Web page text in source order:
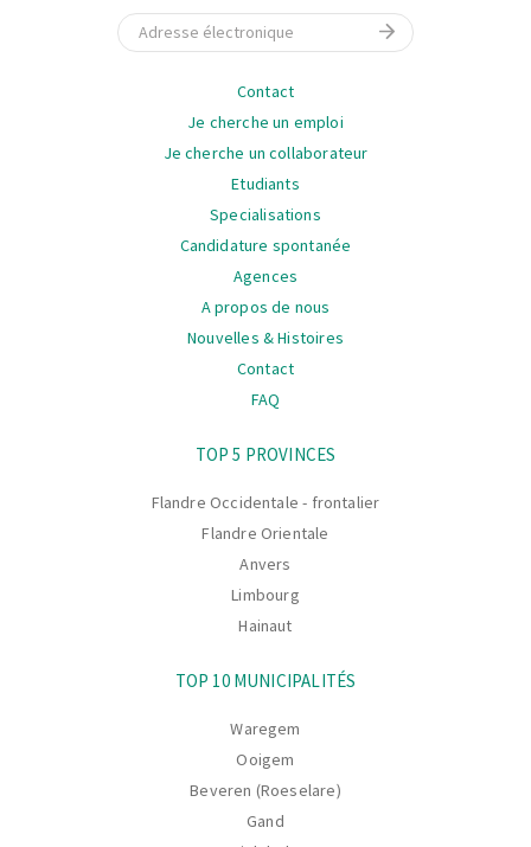
E-mail
Contact
Je cherche un emploi
Je cherche un collaborateur
Etudiants
Specialisations
Candidature spontanée
Agences
A propos de nous
Nouvelles & Histoires
Contact
FAQ
TOP 5 PROVINCES
Flandre Occidentale - frontalier
Flandre Orientale
Anvers
Limbourg
Hainaut
TOP 10 MUNICIPALITÉS
Waregem
Ooigem
Beveren (Roeselare)
Gand